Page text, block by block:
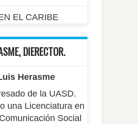
DIERECTOR.
Herasme
de la UASD.
una Licenciatura en
Social